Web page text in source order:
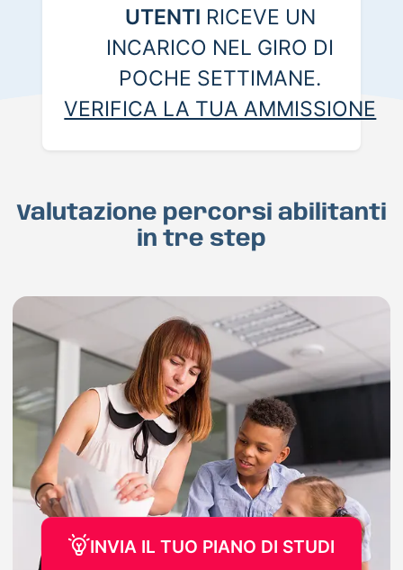
UTENTI RICEVE UN
INCARICO NEL GIRO DI
POCHE SETTIMANE.
VERIFICA LA TUA AMMISSIONE
Valutazione percorsi abilitanti
in tre step
INVIA IL TUO PIANO DI STUDI